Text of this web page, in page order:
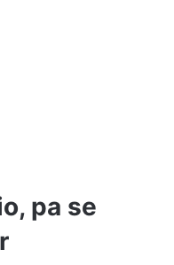
pa se